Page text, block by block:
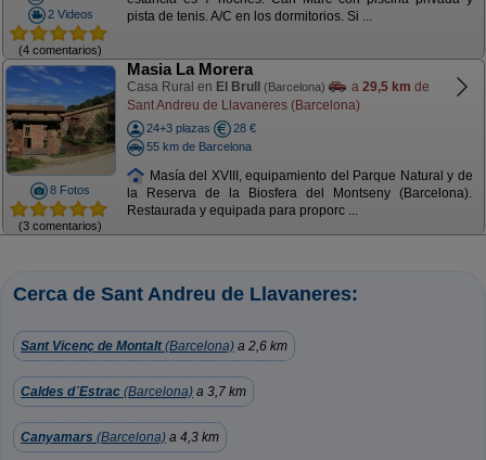
2 Videos
(4 comentarios)
pista de tenis. A/C en los dormitorios. Si ...
8 Fotos
(3 comentarios)
Masia La Morera
Casa Rural en El Brull (Barcelona) a 29,5 km de
Sant Andreu de Llavaneres (Barcelona)
24+3 plazas
28 €
55 km de Barcelona
Masía del XVIII, equipamiento del Parque Natural y de
la Reserva de la Biosfera del Montseny (Barcelona).
Restaurada y equipada para proporc ...
Cerca de Sant Andreu de Llavaneres:
Sant Vicenç de Montalt(Barcelona) a 2,6 km
Caldes d´Estrac (Barcelona) a 3,7 km
Canyamars (Barcelona) a 4,3 km